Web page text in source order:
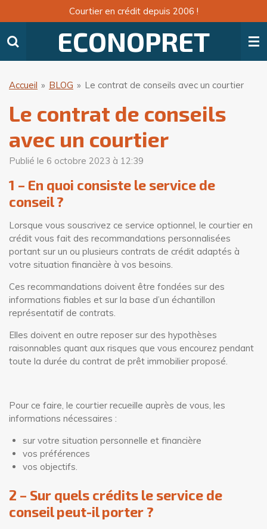
au
contenu
principal
ECONOPRET
Courtier en crédit depuis 2006 !
Accueil » BLOG » Le contrat de conseils avec un courtier
Le contrat de conseils
avec un courtier
Publié le 6 octobre 2023 à 12:39
1 – En quoi consiste le service de
conseil ?
Lorsque vous souscrivez ce service optionnel, le courtier en
crédit vous fait des recommandations personnalisées
portant sur un ou plusieurs contrats de crédit adaptés à
votre situation financière à vos besoins.
Ces recommandations doivent être fondées sur des
informations fiables et sur la base d’un échantillon
représentatif de contrats.
Elles doivent en outre reposer sur des hypothèses
raisonnables quant aux risques que vous encourez pendant
toute la durée du contrat de prêt immobilier proposé.
Pour ce faire, le courtier recueille auprès de vous, les
informations nécessaires :
sur votre situation personnelle et financière
vos préférences
vos objectifs.
2 – Sur quels crédits le service de
conseil peut-il porter ?